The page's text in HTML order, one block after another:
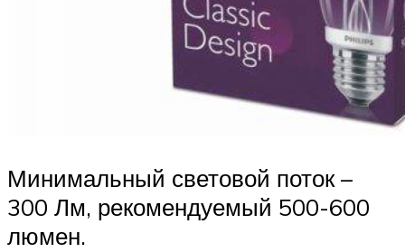
Минимальный световой поток –
300 Лм, рекомендуемый 500-600
люмен.